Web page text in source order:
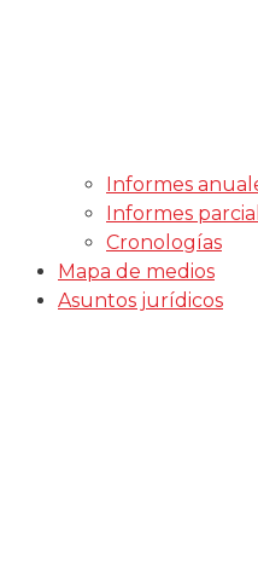
Informes
Informes
Cronologías
Mapa de medios
Asuntos jurídicos